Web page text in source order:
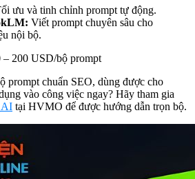
ưu và tinh chỉnh prompt tự động.
Viết prompt chuyên sâu cho
nội bộ.
– 200 USD/bộ prompt
prompt chuẩn SEO, dùng được cho
vào công việc ngay? Hãy tham gia
AI tại HVMO để được hướng dẫn trọn bộ.